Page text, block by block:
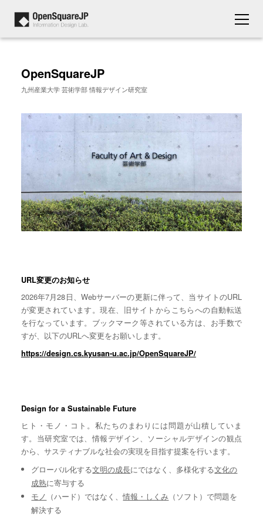
OpenSquareJP
九州産業大学 芸術学部 情報デザイン研究室
URL変更のお知らせ
2026年7月28日、Webサーバーの更新に伴って、当サイトのURL
が変更されています。現在、旧サイトからこちらへの自動転送
を行なっています。ブックマーク等されている方は、お手数で
すが、以下のURLへ変更をお願いします。
https://design.cs.kyusan-u.ac.jp/OpenSquareJP/
Design for a Sustainable Future
ヒト・モノ・コト。私たちのまわりには問題が山積していま
す。当研究室では、情報デザイン、ソーシャルデザインの観点
から、サスティナブルな社会の実現を目指す提案を行います。
グローバル化する文明の成長にではなく、多様化する文化の
成熟に寄与する
モノ （ハード）ではなく、情報・しくみ （ソフト）で問題を
解決する